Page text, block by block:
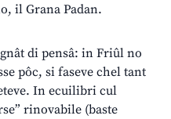
il Grana Padan.
di pensâ: in Friûl no
pôc, si faseve chel tant
In ecuilibri cul
rinovabile (baste